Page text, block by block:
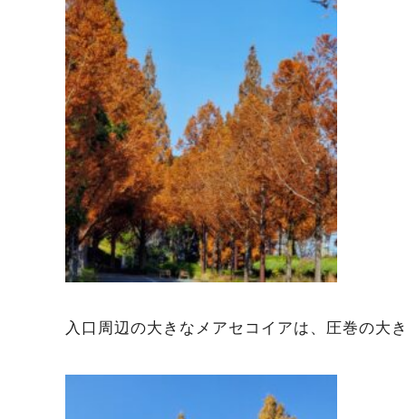
入口周辺の大きなメアセコイアは、圧巻の大き